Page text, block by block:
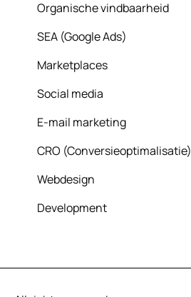
Organische vindbaarheid
SEA (Google Ads)
Marketplaces
Social media
E-mail marketing
CRO (Conversieoptimalisatie)
Webdesign
Development